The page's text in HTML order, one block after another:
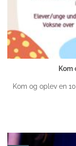
Kom
Kom og oplev en